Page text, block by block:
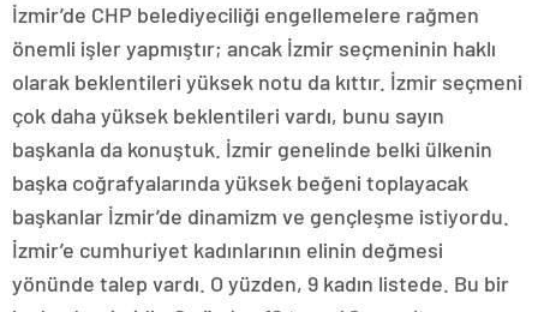
İzmir’de CHP belediyeciliği engellemelere rağmen
önemli işler yapmıştır; ancak İzmir seçmeninin haklı
olarak beklentileri yüksek notu da kıttır. İzmir seçmeni
çok daha yüksek beklentileri vardı, bunu sayın
başkanla da konuştuk. İzmir genelinde belki ülkenin
başka coğrafyalarında yüksek beğeni toplayacak
başkanlar İzmir’de dinamizm ve gençleşme istiyordu.
İzmir’e cumhuriyet kadınlarının elinin değmesi
yönünde talep vardı. O yüzden, 9 kadın listede. Bu bir